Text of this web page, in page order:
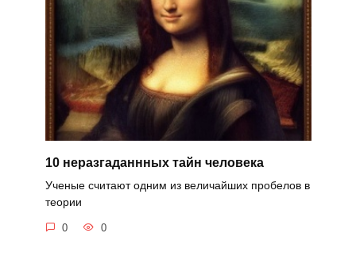
10 неразгаданнных тайн человека
Ученые считают одним из величайших пробелов в
теории
0 0